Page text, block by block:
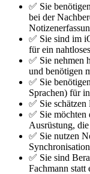
✅ Sie
bei der
✅ Sie sind im
für ein
✅ Sie nehmen
und benötigen
✅ Sie
Sprachen) für
✅ Sie
✅ Sie
Ausrüstung,
✅ Sie nutzen
✅ Sie sind
Fachmann statt